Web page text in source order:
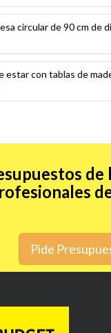
circular de 90 cm de
estar con tablas de
de
Pide